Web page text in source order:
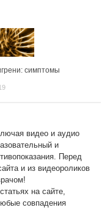
симптомы
видео и аудио
и
Перед
и из видеороликов
на сайте,
совпадения